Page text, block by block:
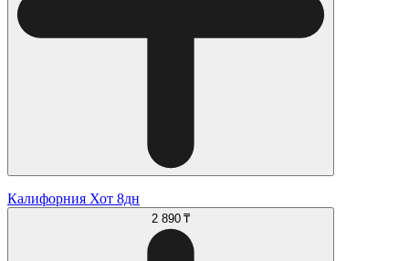
Калифорния Хот 8дн
2 890 ₸